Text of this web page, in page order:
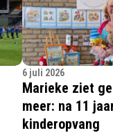
6 juli 2026
Marieke ziet
meer: na 11
kinderopvang